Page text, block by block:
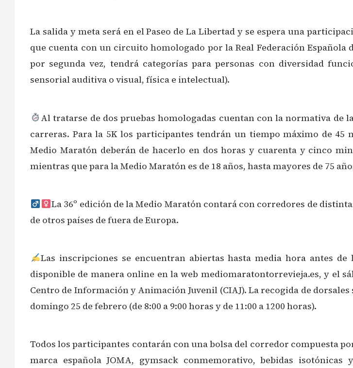
La salida y meta será en el Paseo de La Libertad y se espera una
que cuenta con un circuito homologado por la Real Federación
por segunda vez, tendrá categorías para personas con diversidad
sensorial auditiva o visual, física e intelectual).
Al tratarse de dos pruebas homologadas cuentan con la normativa de
carreras. Para la 5K los participantes tendrán un tiempo máximo de
Medio Maratón deberán de hacerlo en dos horas y cuarenta y cinco
mientras que para la Medio Maratón es de 18 años, hasta mayores de 75
La 36º edición de la Medio Maratón contará con corredores de
de otros países de fuera de Europa.
Las inscripciones se encuentran abiertas hasta media hora antes
disponible de manera online en la web mediomaratontorrevieja.es, y el
Centro de Información y Animación Juvenil (CIAJ). La recogida de dorsales
domingo 25 de febrero (de 8:00 a 9:00 horas y de 11:00 a 1200 horas).
Todos los participantes contarán con una bolsa del corredor compuesta
marca española JOMA, gymsack conmemorativo, bebidas